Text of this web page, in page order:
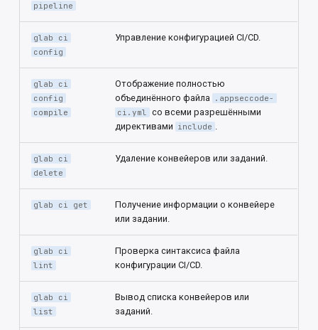
pipeline
glab ci
config
Управление конфигурацией CI/CD.
glab ci
config
compile
Отображение полностью
объединённого файла
.appseccode-
ci.yml со всеми разрешёнными
директивами include .
glab ci
delete
Удаление конвейеров или заданий.
glab ci get
Получение информации о конвейере
или задании.
glab ci
lint
Проверка синтаксиса файла
конфигурации CI/CD.
glab ci
list
Вывод списка конвейеров или
заданий.